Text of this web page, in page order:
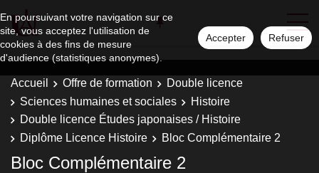
En poursuivant votre navigation sur ce
site, vous acceptez l'utilisation de
cookies à des fins de mesure
d'audience (statistiques anonymes).
Accepter Refuser
Accueil Offre de formation
Double licence
Sciences humaines et sociales
Histoire
Double licence Études japonaises / Histoire
Diplôme Licence Histoire
Bloc Complémentaire 2
Bloc Complémentaire 2